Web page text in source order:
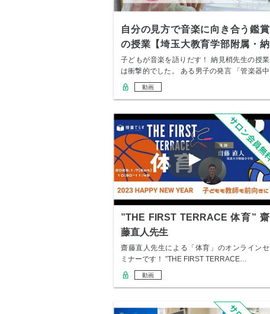
自分の見方で音楽に向き合う鑑賞
の授業【埼玉大教育学部附属・納
見梢先生】
子どもが音楽を語りだす！ 納見梢先生の授業
は衝撃的でした。 ある男子の発言 「管楽器中
心に…
動画
”THE FIRST TERRACE 体育” 齋
藤直人先生
齋藤直人先生による「体育」のオンラインセ
ミナーです！ ”THE FIRST TERRACE…
動画